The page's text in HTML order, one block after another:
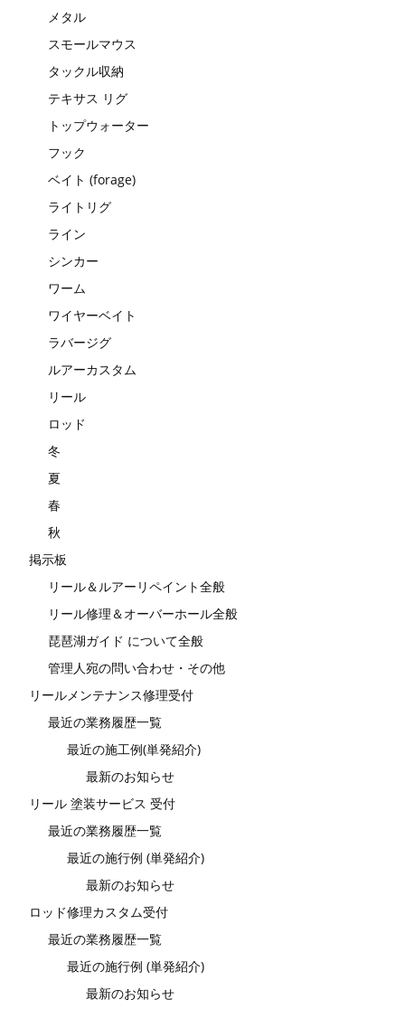
メタル
スモールマウス
タックル収納
テキサス リグ
トップウォーター
フック
ベイト (forage)
ライトリグ
ライン
シンカー
ワーム
ワイヤーベイト
ラバージグ
ルアーカスタム
リール
ロッド
冬
夏
春
秋
掲示板
リール＆ルアーリペイント全般
リール修理＆オーバーホール全般
琵琶湖ガイド について全般
管理人宛の問い合わせ・その他
リールメンテナンス修理受付
最近の業務履歴一覧
最近の施工例(単発紹介)
最新のお知らせ
リール 塗装サービス 受付
最近の業務履歴一覧
最近の施行例 (単発紹介)
最新のお知らせ
ロッド修理カスタム受付
最近の業務履歴一覧
最近の施行例 (単発紹介)
最新のお知らせ